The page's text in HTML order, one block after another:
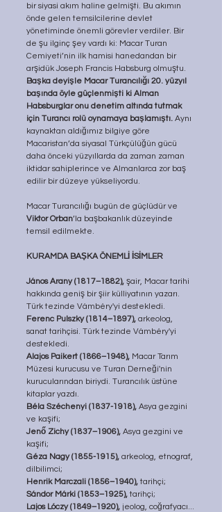
bir siyasi akım haline gelmişti. Bu akımın
önde gelen temsilcilerine devlet
yönetiminde önemli görevler verdiler. Bir
de şu ilginç şey vardı ki: Macar Turan
Cemiyeti’nin ilk hamisi hanedandan bir
arşidük Joseph Francis Habsburg olmuştu.
Başka deyişle Macar Turancılığı 20. yüzyıl
başında öyle güçlenmişti ki Alman
Habsburglar onu denetim altında tutmak
için Turancı rolü oynamaya başlamıştı. Aynı
kaynaktan aldığımız bilgiye göre
Macaristan’da siyasal Türkçülüğün gücü
daha önceki yüzyıllarda da zaman zaman
iktidar sahiplerince ve Almanlarca zor baş
edilir bir düzeye yükseliyordu.
Macar Turancılığı bugün de güçlüdür ve
Viktor Orban’la başbakanlık düzeyinde
temsil edilmekte.
KURAMDA BAŞKA ÖNEMLİ İSİMLER
János Arany (1817–1882), şair, Macar tarihi
hakkında geniş bir şiir külliyatının yazarı.
Türk tezinde Vámbéry'yi destekledi.
Ferenc Pulszky (1814–1897), arkeolog,
sanat tarihçisi. Türk tezinde Vámbéry'yi
destekledi.
Alajos Paikert (1866–1948), Macar Tarım
Müzesi kurucusu ve Turan Derneği'nin
kurucularından biriydi. Turancılık üstüne
kitaplar yazdı.
Béla Széchenyi (1837-1918), Asya gezgini
ve kaşifi;
Jenő Zichy (1837–1906), Asya gezgini ve
kaşifi;
Géza Nagy (1855-1915), arkeolog, etnograf,
dilbilimci;
Henrik Marczali (1856–1940), tarihçi;
Sándor Márki (1853–1925), tarihçi;
Lajos Lóczy (1849–1920), jeolog, coğrafyacı...